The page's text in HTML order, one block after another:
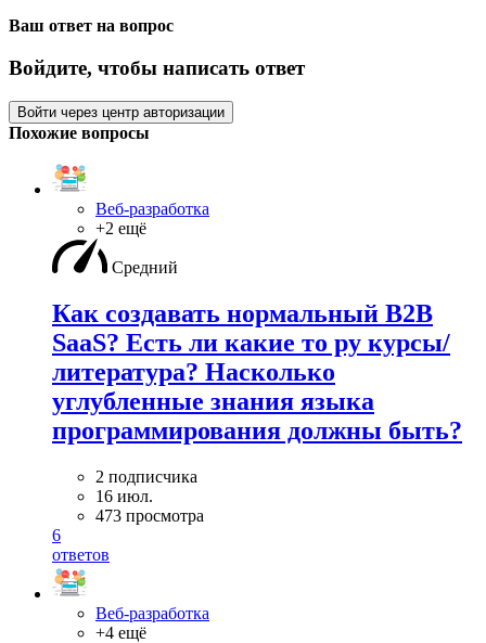
Ваш ответ на вопрос
Войдите, чтобы написать ответ
Войти через центр авторизации
Похожие вопросы
Веб-разработка
+2 ещё
Средний
Как создавать нормальный B2B
SaaS? Есть ли какие то ру курсы/
литература? Насколько
углубленные знания языка
программирования должны быть?
2 подписчика
16 июл.
473 просмотра
6
ответов
Веб-разработка
+4 ещё